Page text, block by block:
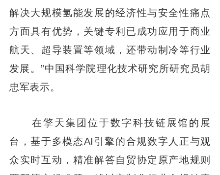
解决大规模氢能发展的经济性与安全性痛点
方面具有优势，关键专利已成功应用于商业
航天、超导装置等领域，还带动制冷等行业
发展。”中国科学院理化技术研究所研究员胡
忠军表示。
在擎天集团位于数字科技链展馆的展
台，基于多模态AI引擎的合规数字人正与观
众实时互动，精准解答自贸协定原产地规则